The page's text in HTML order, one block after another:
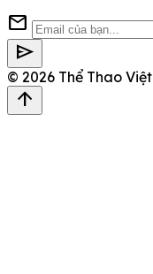
mail
send
© 2026 Thể Thao Việt
arrow_upward